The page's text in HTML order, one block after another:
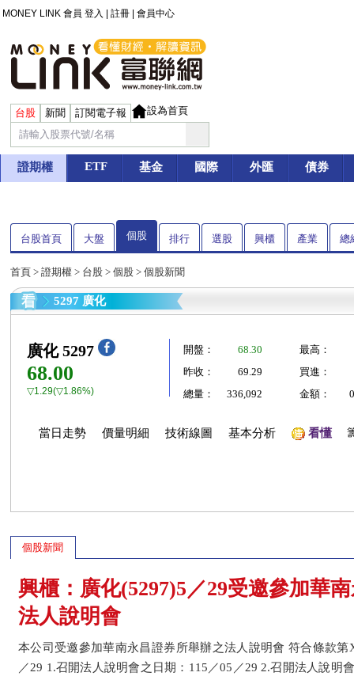
MONEY LINK 會員 登入 註冊 會員中心
台股 新聞 訂閱電子報 設為首頁
證期權 ETF 基金 國際 外匯 債券
台股首頁 大盤 個股 排行 選股 興櫃 產業 總
首頁 > 證期權 > 台股 > 個股 > 個股新聞
5297 廣化
廣化 5297
68.00
▽1.29(▽1.86%)
開盤： 68.30
最高：
昨收：
69.29
買進：
總量：
336,092 金額：
當日走勢 價量明細 技術線圖 基本分析 看懂
個股新聞
興櫃：廣化(5297)5／29受邀參加華
法人說明會
本公司受邀參加華南永昌證券所舉辦之法人說明會 符合條款
／29 1.召開法人說明會之日期：115／05／29 2.召開法人說明